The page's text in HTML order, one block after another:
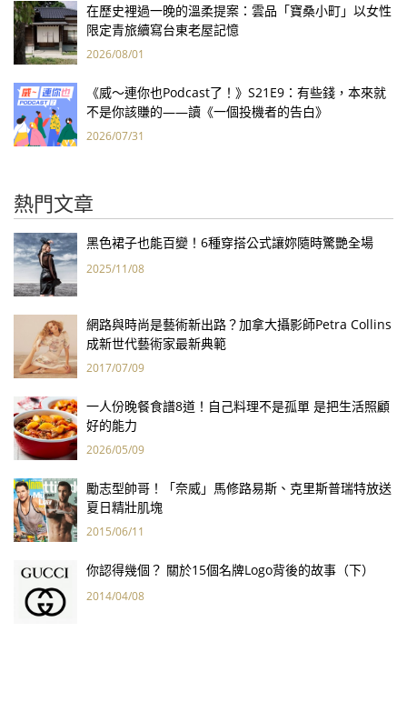
在歷史裡過一晚的溫柔提案：雲品「寶桑小町」以女性
限定青旅續寫台東老屋記憶
2026/08/01
《威～連你也Podcast了！》S21E9：有些錢，本來就
不是你該賺的——讀《一個投機者的告白》
2026/07/31
熱門文章
黑色裙子也能百變！6種穿搭公式讓妳隨時驚艷全場
2025/11/08
網路與時尚是藝術新出路？加拿大攝影師Petra Collins
成新世代藝術家最新典範
2017/07/09
一人份晚餐食譜8道！自己料理不是孤單 是把生活照顧
好的能力
2026/05/09
勵志型帥哥！「奈威」馬修路易斯、克里斯普瑞特放送
夏日精壯肌塊
2015/06/11
你認得幾個？ 關於15個名牌Logo背後的故事（下）
2014/04/08